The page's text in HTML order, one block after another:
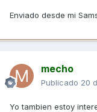
Enviado desde mi
mecho
Publicado 20
Yo tambien estoy